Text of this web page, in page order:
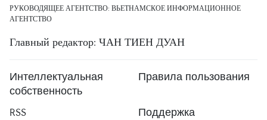
РУКОВОДЯЩЕЕ АГЕНТСТВО: ВЬЕТНАМСКОЕ ИНФОРМАЦИОННОЕ
АГЕНТСТВО
Главный редактор: ЧАН ТИЕН ДУАН
Интеллектуальная
собственность
Правила пользования
RSS Поддержка